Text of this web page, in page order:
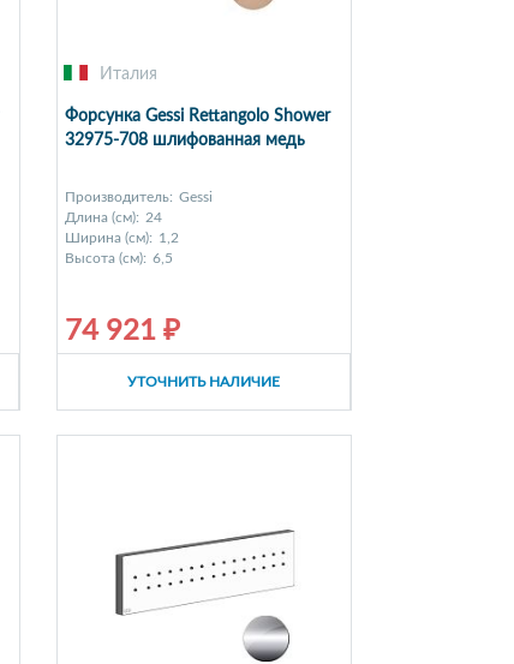
Италия
Форсунка Gessi Rettangolo Shower
32975-708 шлифованная медь
Производитель: Gessi
Длина (см): 24
Ширина (см): 1,2
Высота (см): 6,5
74 921 ₽
УТОЧНИТЬ НАЛИЧИЕ